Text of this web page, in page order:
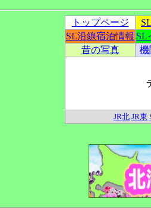
トップページ
SL沿線宿泊情報 SL
昔の写真
機
JR北 JR東